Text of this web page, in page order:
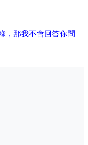
，那我不會回答你問